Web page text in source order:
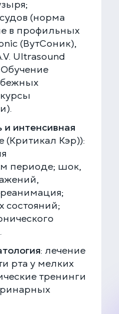
(норма
в профильных
(ВутСоник),
Ultrasound
интенсивная
(Критикал Кэр)):
периоде; шок,
состояний;
: лечение
рта у мелких
тренинги